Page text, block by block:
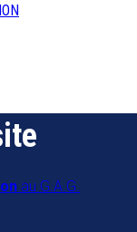
au G.A.G.